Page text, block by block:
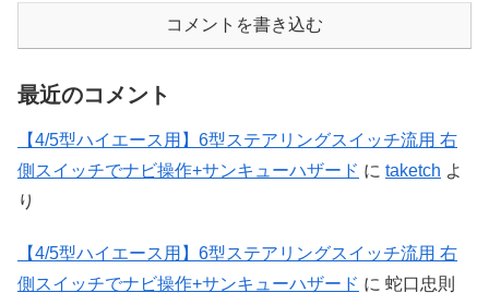
コメントを書き込む
最近のコメント
【4/5型ハイエース用】6型ステアリングスイッチ流用 右
側スイッチでナビ操作+サンキューハザード に taketch よ
り
【4/5型ハイエース用】6型ステアリングスイッチ流用 右
側スイッチでナビ操作+サンキューハザード に 蛇口忠則